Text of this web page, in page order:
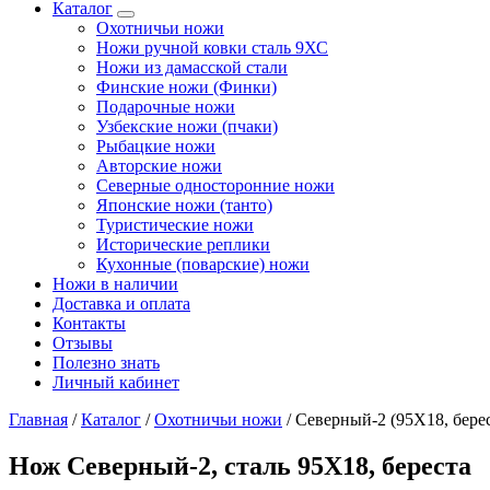
Каталог
Охотничьи ножи
Ножи ручной ковки сталь 9ХС
Ножи из дамасской стали
Финские ножи (Финки)
Подарочные ножи
Узбекские ножи (пчаки)
Рыбацкие ножи
Авторские ножи
Северные односторонние ножи
Японские ножи (танто)
Туристические ножи
Исторические реплики
Кухонные (поварские) ножи
Ножи в наличии
Доставка и оплата
Контакты
Отзывы
Полезно знать
Личный кабинет
Главная /Каталог /Охотничьи ножи /Северный-2 (95Х18,
Нож Северный-2, сталь 95Х18, береста